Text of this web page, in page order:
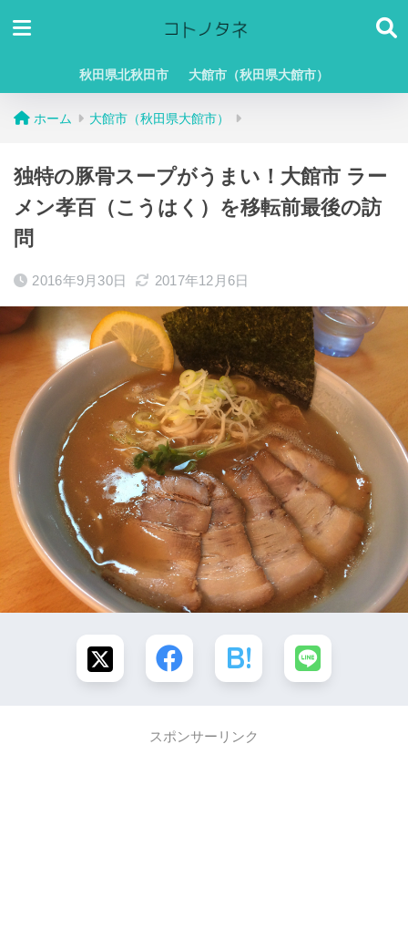
秋田県北秋田市 大館市（秋田県大館市）
ホーム 大館市（秋田県大館市）
独特の豚骨スープがうまい！大館市 ラー
メン孝百（こうはく）を移転前最後の訪
問
2016年9月30日 2017年12月6日
スポンサーリンク